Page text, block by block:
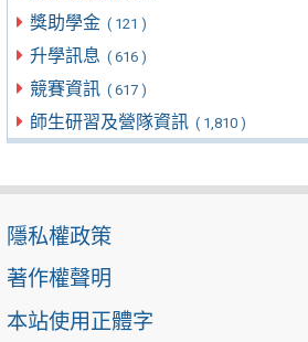
獎助學金 ( 121 )
升學訊息 ( 616 )
競賽資訊 ( 617 )
師生研習及營隊資訊 ( 1,810 )
隱私權政策
著作權聲明
本站使用正體字